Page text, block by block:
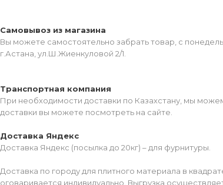
Самовывоз из магазина
Вы можете самостоятельно забрать товар, с
г.Астана, ул.Ш.Жиенкуловой 2/1.
Транспортная компания
При необходимости доставки по Казахстану, мы
доставки вы можете посмотреть на сайте.
Доставка Яндекс
Доставка Яндекс (посылка до 20кг) – для фурнитуры.
Доставка по городу для плитного материала в
оговаривается индивидуально. Выгрузка